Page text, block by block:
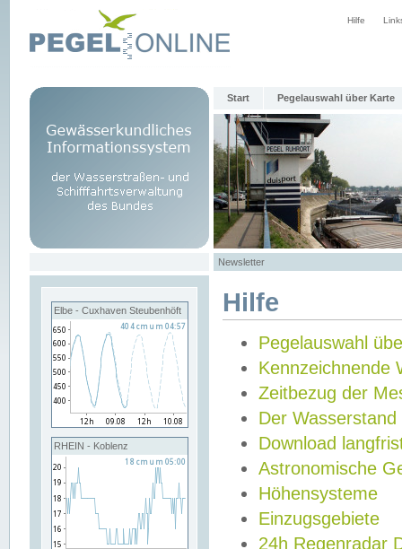
Hilfe
Start Pegelauswahl über Karte
Newsletter
Elbe - Cuxhaven Steubenhöft
RHEIN - Koblenz
Hilfe
Pegelauswahl
Kennzeichnende
Zeitbezug der
Der Wasserstand
Download
Astronomische
Höhensysteme
Einzugsgebiete
24h Regenradar